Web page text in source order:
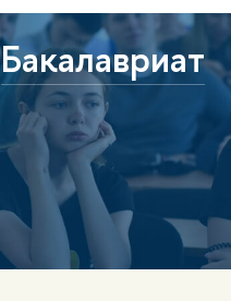
Бакалавриат